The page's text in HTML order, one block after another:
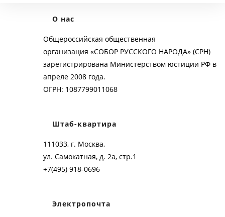
О нас
Общероссийская общественная
организация «СОБОР РУССКОГО НАРОДА» (СРН)
зарегистрирована Министерством юстиции РФ в
апреле 2008 года.
ОГРН: 1087799011068
Штаб-квартира
111033, г. Москва,
ул. Самокатная, д. 2а, стр.1
+7(495) 918-0696
Электропочта